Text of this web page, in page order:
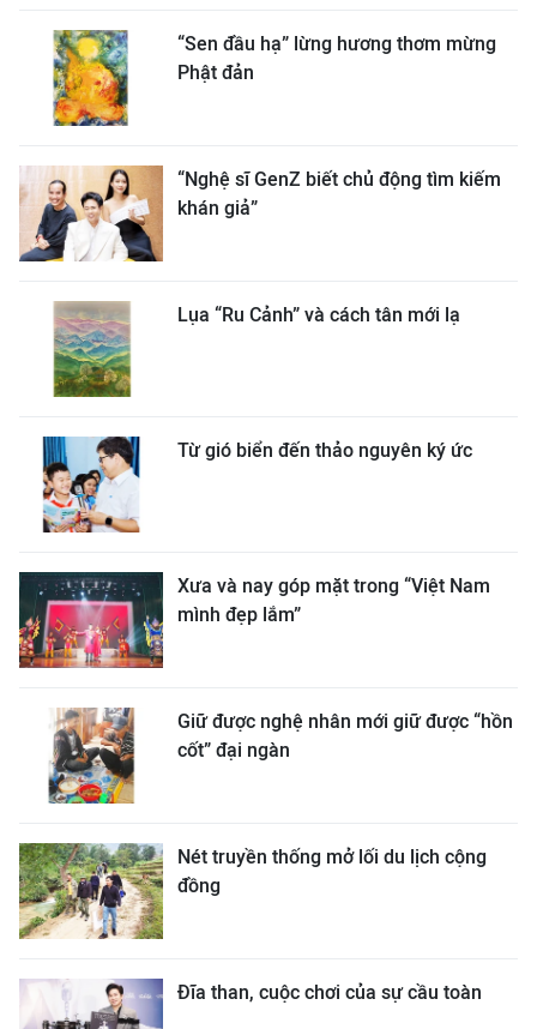
“Sen đầu hạ” lừng hương thơm mừng
Phật đản
“Nghệ sĩ GenZ biết chủ động tìm kiếm
khán giả”
Lụa “Ru Cảnh” và cách tân mới lạ
Từ gió biển đến thảo nguyên ký ức
Xưa và nay góp mặt trong “Việt Nam
mình đẹp lắm”
Giữ được nghệ nhân mới giữ được “hồn
cốt” đại ngàn
Nét truyền thống mở lối du lịch cộng
đồng
Đĩa than, cuộc chơi của sự cầu toàn